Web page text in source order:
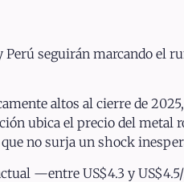
seguirán marcando el
altos al cierre de
ubica el precio del metal
no surja un shock
—entre US$4.3 y